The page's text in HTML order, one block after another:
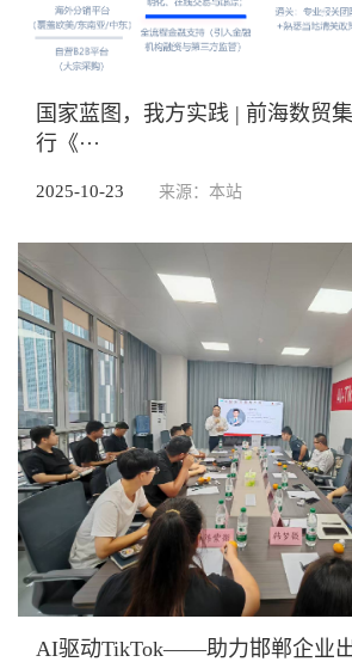
国家蓝图，我方实践 | 前海数贸
行《···
2025-10-23 来源：本站
AI驱动TikTok——助力邯郸企业出